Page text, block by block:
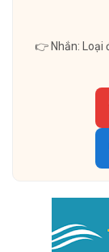
👉 Nhắn: Loại